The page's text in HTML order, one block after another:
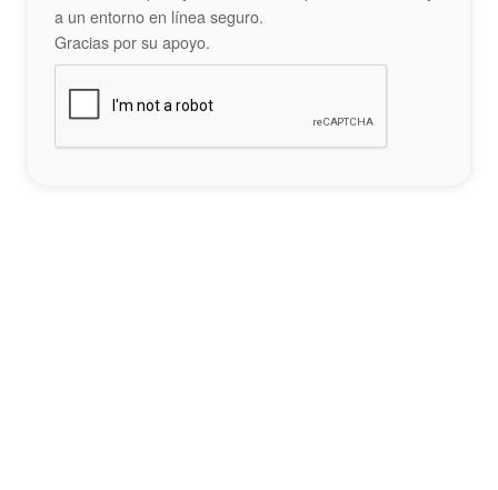
a un entorno en línea seguro.
Gracias por su apoyo.